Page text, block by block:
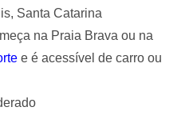
Santa Catarina
na Praia Brava ou na
e é acessível de carro ou